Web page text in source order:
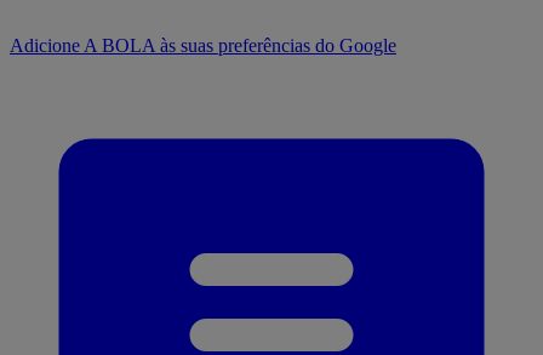
Adicione A BOLA às suas preferências do Google